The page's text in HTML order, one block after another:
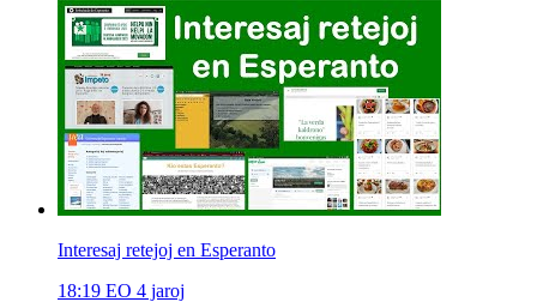
Interesaj retejoj en Esperanto
18:19 EO 4 jaroj